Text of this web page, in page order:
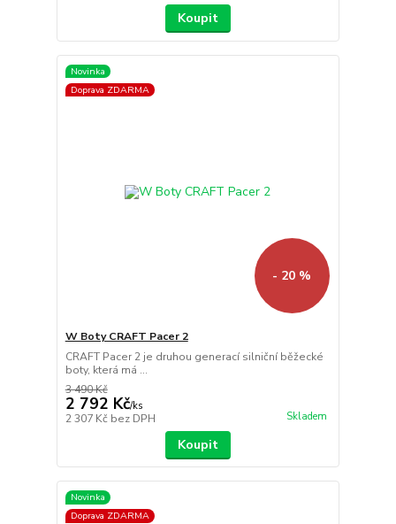
Koupit
Novinka
Doprava ZDARMA
- 20 %
W Boty CRAFT Pacer 2
CRAFT Pacer 2 je druhou generací silniční běžecké
boty, která má ...
3 490 Kč
2 792 Kč/ks
2 307 Kč bez DPH Skladem
Koupit
Novinka
Doprava ZDARMA